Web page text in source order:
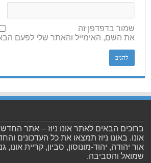
שמור בדפדפן זה
את השם, האימייל והאתר שלי לפעם
ברוכים הבאים לאתר אונו ניוז – אתר
אונו. באונו ניוז תמצאו את כל העדכונים
אור יהודה, יהוד-מונוסון, סביון, קריית אונו,
שמואל והסביבה.